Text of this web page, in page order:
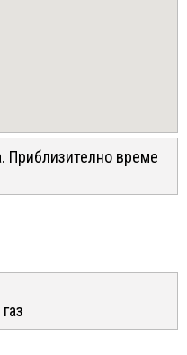
Приблизително време